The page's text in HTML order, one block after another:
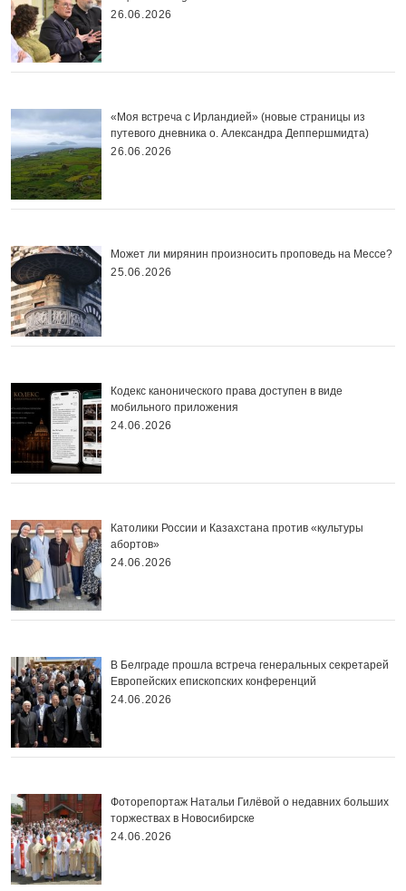
26.06.2026
«Моя встреча с Ирландией» (новые страницы из
путевого дневника о. Александра Деппершмидта)
26.06.2026
Может ли мирянин произносить проповедь на Мессе?
25.06.2026
Кодекс канонического права доступен в виде
мобильного приложения
24.06.2026
Католики России и Казахстана против «культуры
абортов»
24.06.2026
В Белграде прошла встреча генеральных секретарей
Европейских епископских конференций
24.06.2026
Фоторепортаж Натальи Гилёвой о недавних больших
торжествах в Новосибирске
24.06.2026